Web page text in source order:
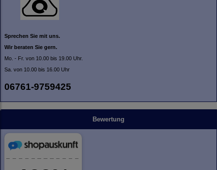
Sprechen Sie mit uns.
Wir beraten Sie gern.
Mo. - Fr. von 10.00 bis 19.00 Uhr.
Sa. von 10.00 bis 16.00 Uhr
06761-9759425
Bewertung